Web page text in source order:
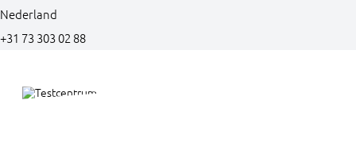
Nederland
+31 73 303 02 88